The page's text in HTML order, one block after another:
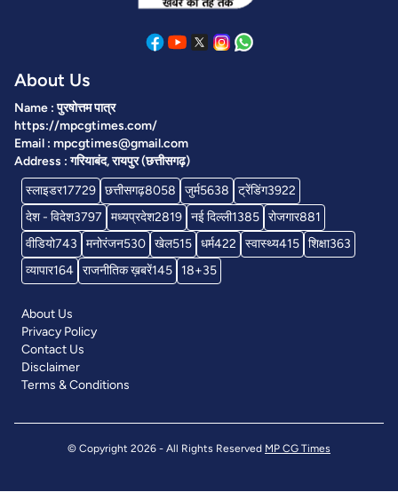
About Us
Name : पुरषोत्तम पात्र
https://mpcgtimes.com/
Email : mpcgtimes@gmail.com
Address : गरियाबंद, रायपुर (छत्तीसगढ़)
स्लाइडर17729 छत्तीसगढ़8058 जुर्म5638 ट्रेंडिंग3922
देश - विदेश3797 मध्यप्रदेश2819 नई दिल्ली1385 रोजगार881
वीडियो743 मनोरंजन530 खेल515 धर्म422 स्वास्थ्य415 शिक्षा363
व्यापार164 राजनीतिक ख़बरें145 18+35
About Us
Privacy Policy
Contact Us
Disclaimer
Terms & Conditions
© Copyright 2026 - All Rights Reserved MP CG Times